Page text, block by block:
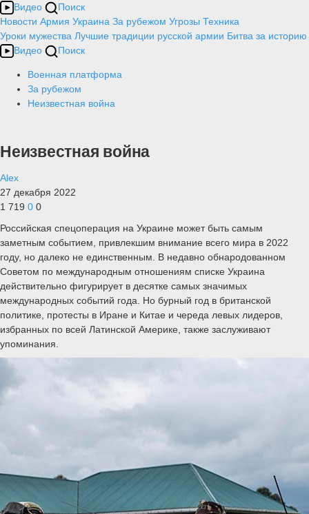
Видео
Поиск
Новости Армия Украина За рубежом Угрозы Техника
Уроки мужества Лучшие традиции русской армии Битва за историю
Видео
Поиск
Военная платформа
За рубежом
Неизвестная война
Неизвестная война
Alex
27 декабря 2022
1 719 0 0
Российская спецоперация на Украине может быть самым
заметным событием, привлекшим внимание всего мира в 2022
году, но далеко не единственным. В недавно обнародованном
Советом по международным отношениям списке Украина
действительно фигурирует в десятке самых значимых
международных событий года. Но бурный год в британской
политике, протесты в Иране и Китае и череда левых лидеров,
избранных по всей Латинской Америке, также заслуживают
упоминания.